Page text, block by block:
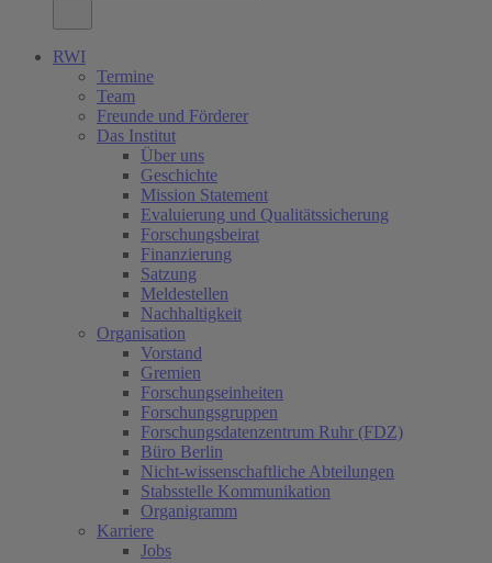
RWI
Termine
Team
Freunde und Förderer
Das Institut
Über uns
Geschichte
Mission Statement
Evaluierung und Qualitätssicherung
Forschungsbeirat
Finanzierung
Satzung
Meldestellen
Nachhaltigkeit
Organisation
Vorstand
Gremien
Forschungseinheiten
Forschungsgruppen
Forschungsdatenzentrum Ruhr (FDZ)
Büro Berlin
Nicht-wissenschaftliche Abteilungen
Stabsstelle Kommunikation
Organigramm
Karriere
Jobs